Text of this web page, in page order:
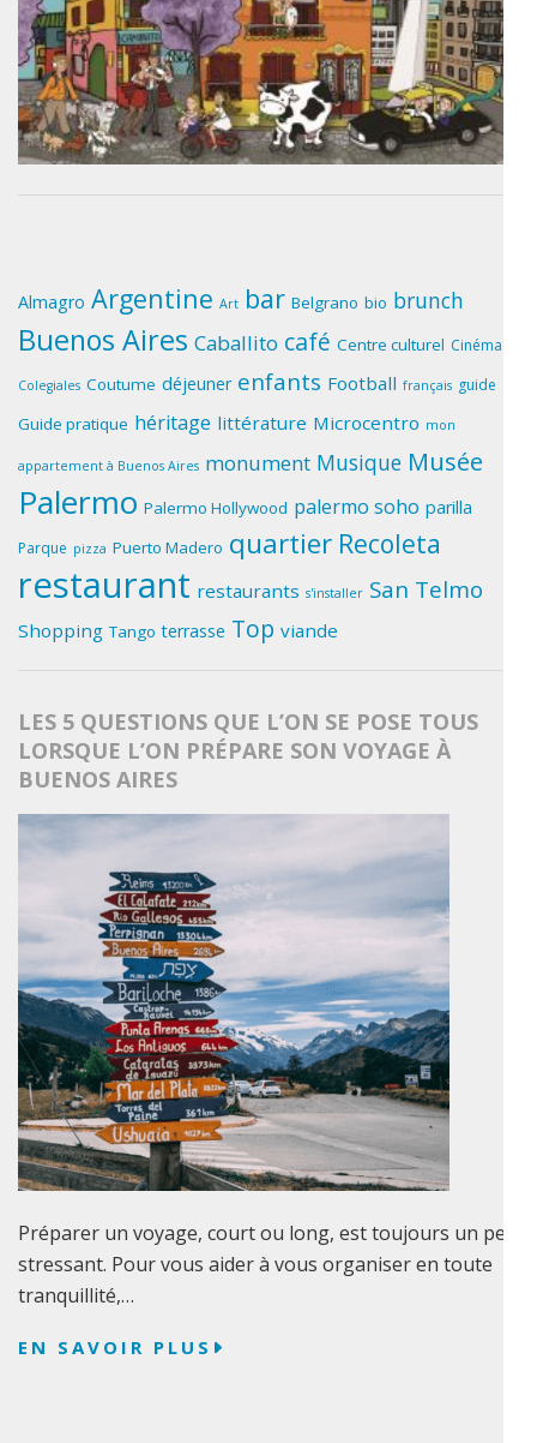
Almagro Argentine Art bar Belgrano bio brunch
Buenos Aires Caballito café Centre culturel Cinéma
Colegiales Coutume déjeuner enfants Football français guide
Guide pratique héritage littérature Microcentro mon
appartement à Buenos Aires monument Musique Musée
Palermo Palermo Hollywood palermo soho parilla
Parque pizza Puerto Madero quartier Recoleta
restaurant restaurants s'installer San Telmo
Shopping Tango terrasse Top viande
LES 5 QUESTIONS QUE L’ON SE POSE TOUS
LORSQUE L’ON PRÉPARE SON VOYAGE À
BUENOS AIRES
Préparer un voyage, court ou long, est toujours un peu
stressant. Pour vous aider à vous organiser en toute
tranquillité,…
EN SAVOIR PLUS